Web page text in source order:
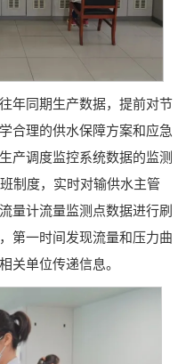
年同期生产数据，提前对节
合理的供水保障方案和应急
产调度监控系统数据的监测
制度，实时对输供水主管
量计流量监测点数据进行刷
第一时间发现流量和压力曲
关单位传递信息。